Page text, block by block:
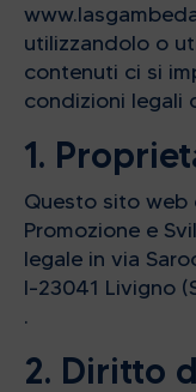
utilizzandolo o
contenuti ci si
condizioni legali
1.
Questo sito web
Promozione e
legale in via
I-23041 Livigno
.
2. Diritto